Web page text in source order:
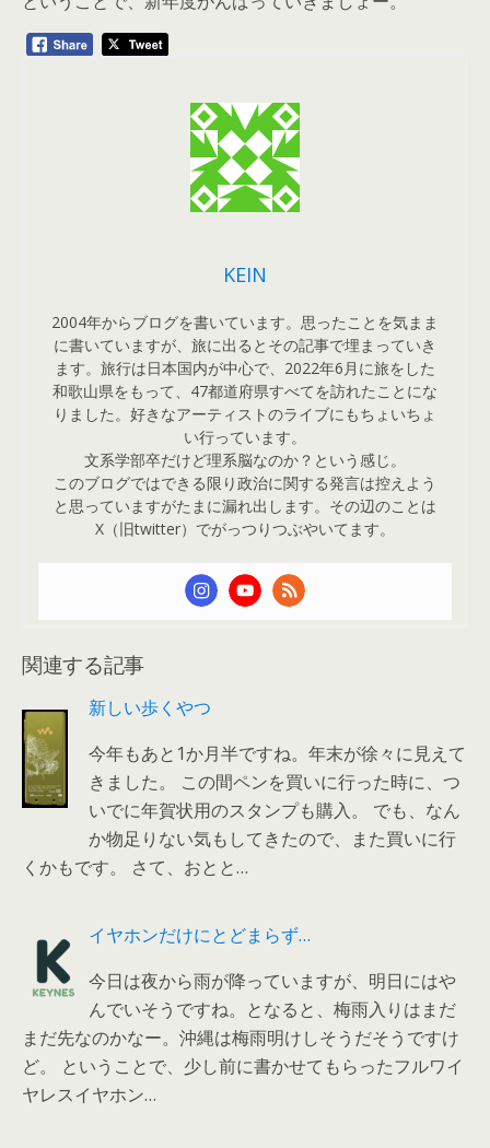
KEIN
2004年からブログを書いています。思ったことを気まま
に書いていますが、旅に出るとその記事で埋まっていき
ます。旅行は日本国内が中心で、2022年6月に旅をした
和歌山県をもって、47都道府県すべてを訪れたことにな
りました。好きなアーティストのライブにもちょいちょ
い行っています。
文系学部卒だけど理系脳なのか？という感じ。
このブログではできる限り政治に関する発言は控えよう
と思っていますがたまに漏れ出します。その辺のことは
X（旧twitter）でがっつりつぶやいてます。
関連する記事
新しい歩くやつ
今年もあと1か月半ですね。年末が徐々に見えて
きました。 この間ペンを買いに行った時に、つ
いでに年賀状用のスタンプも購入。 でも、なん
か物足りない気もしてきたので、また買いに行
くかもです。 さて、おとと…
イヤホンだけにとどまらず…
今日は夜から雨が降っていますが、明日にはや
んでいそうですね。となると、梅雨入りはまだ
まだ先なのかなー。沖縄は梅雨明けしそうだそうですけ
ど。 ということで、少し前に書かせてもらったフルワイ
ヤレスイヤホン…